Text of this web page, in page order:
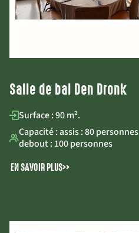
Salle de bal Den Dronk
Surface : 90 m².
Capacité : assis : 80 personnes
debout : 100 personnes
EN SAVOIR PLUS>>